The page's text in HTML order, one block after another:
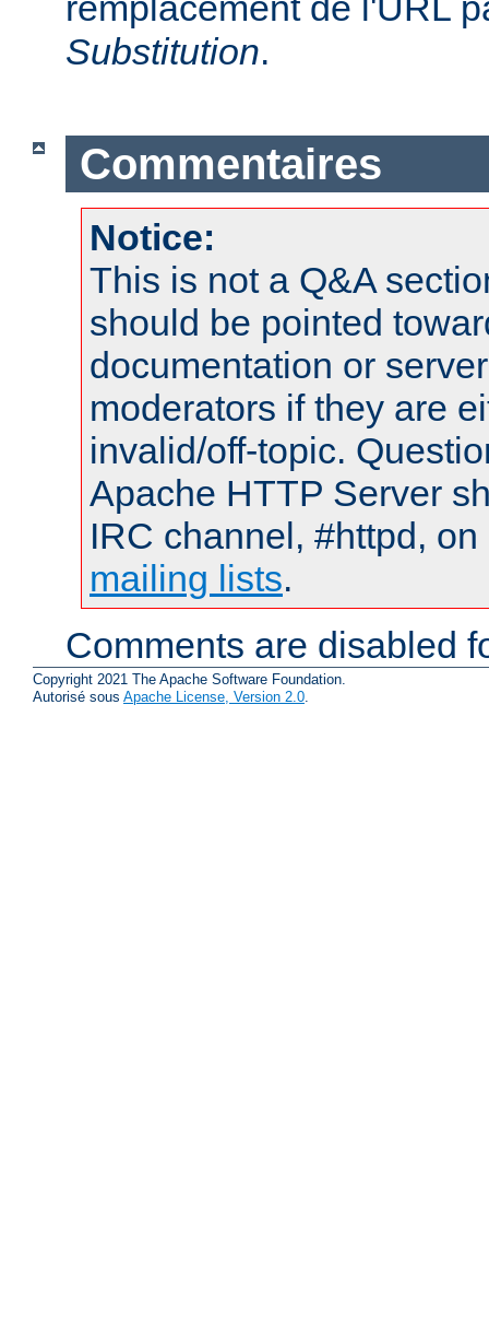
Substitution.
Commentaires
Notice:
This is not a Q&A
should be pointed
documentation or
moderators if they are
invalid/off-topic.
Apache HTTP Server
IRC channel, #httpd,
mailing lists.
Comments are disabled
Copyright 2021 The Apache Software Foundation.
Autorisé sous Apache License, Version 2.0